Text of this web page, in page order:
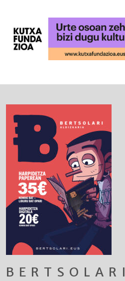
BERTSOLARI